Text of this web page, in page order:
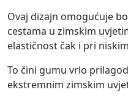
Ovaj dizajn omogućuje
cestama u zimskim
elastičnost čak i pri
To čini gumu vrlo
ekstremnim zimskim